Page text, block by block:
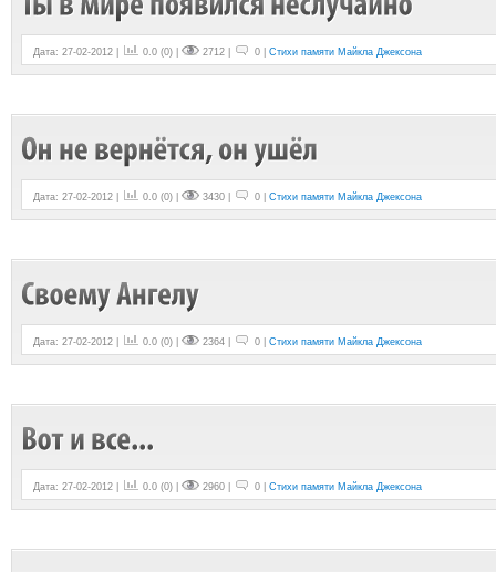
Дата: 27-02-2012 | 0.0 (0) | 2712 | 0 | Стихи памяти Майкла Джексона
Дата: 27-02-2012 | 0.0 (0) | 3430 | 0 | Стихи памяти Майкла Джексона
Дата: 27-02-2012 | 0.0 (0) | 2364 | 0 | Стихи памяти Майкла Джексона
Дата: 27-02-2012 | 0.0 (0) | 2960 | 0 | Стихи памяти Майкла Джексона